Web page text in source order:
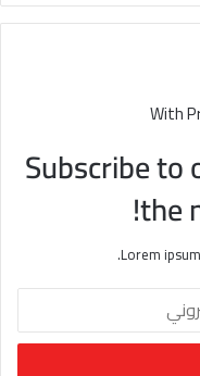
With
Subscribe
the
Lorem